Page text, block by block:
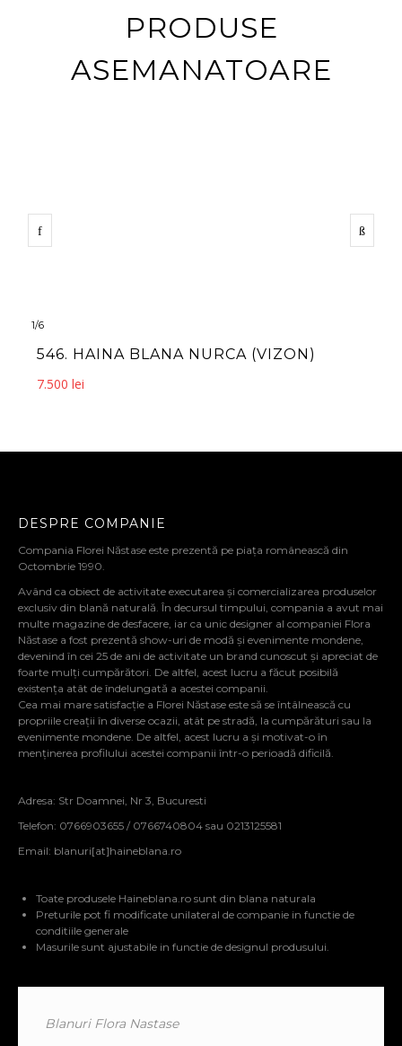
PRODUSE
ASEMANATOARE
1/6
546. HAINA BLANA NURCA (VIZON)
7.500 lei
DESPRE COMPANIE
Compania Florei Năstase este prezentă pe piața românească din
Octombrie 1990.
Având ca obiect de activitate executarea și comercializarea produselor
exclusiv din blană naturală. În decursul timpului, compania a avut mai
multe magazine de desfacere, iar ca unic designer al companiei Flora
Năstase a fost prezentă show-uri de modă și evenimente mondene,
devenind în cei 25 de ani de activitate un brand cunoscut și apreciat de
foarte mulți cumpărători. De altfel, acest lucru a făcut posibilă
existența atât de îndelungată a acestei companii.
Cea mai mare satisfacție a Florei Năstase este să se întâlnească cu
propriile creații în diverse ocazii, atât pe stradă, la cumpărături sau la
evenimente mondene. De altfel, acest lucru a și motivat-o în
menținerea profilului acestei companii într-o perioadă dificilă.
Adresa: Str Doamnei, Nr 3, Bucuresti
Telefon: 0766903655 / 0766740804 sau 0213125581
Email: blanuri[at]haineblana.ro
Toate produsele Haineblana.ro sunt din blana naturala
Preturile pot fi modificate unilateral de companie in functie de
conditiile generale
Masurile sunt ajustabile in functie de designul produsului.
Blanuri Flora Nastase